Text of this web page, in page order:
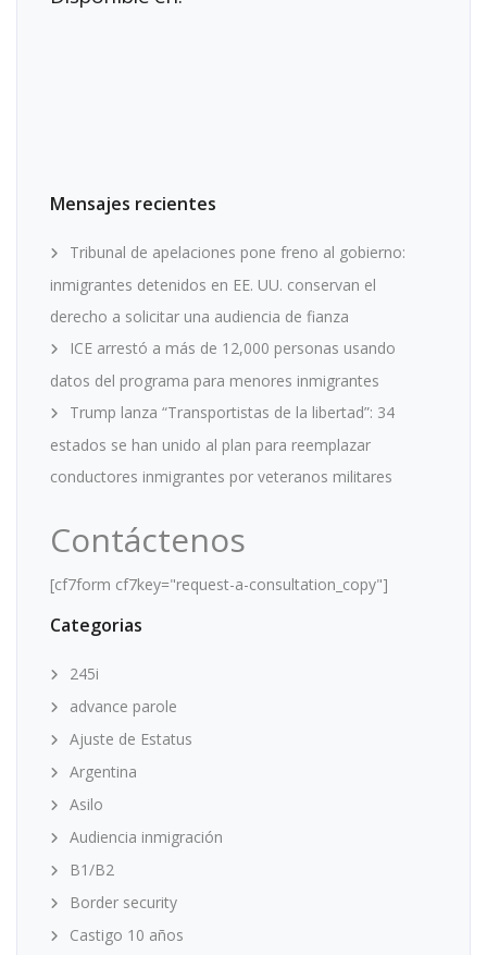
Mensajes recientes
Tribunal de apelaciones pone freno al gobierno:
inmigrantes detenidos en EE. UU. conservan el
derecho a solicitar una audiencia de fianza
ICE arrestó a más de 12,000 personas usando
datos del programa para menores inmigrantes
Trump lanza “Transportistas de la libertad”: 34
estados se han unido al plan para reemplazar
conductores inmigrantes por veteranos militares
Contáctenos
[cf7form cf7key="request-a-consultation_copy"]
Categorias
245i
advance parole
Ajuste de Estatus
Argentina
Asilo
Audiencia inmigración
B1/B2
Border security
Castigo 10 años